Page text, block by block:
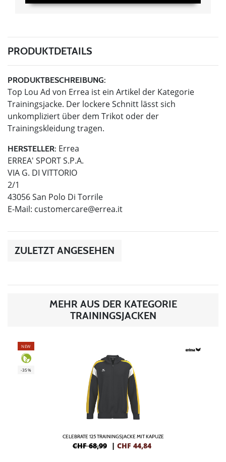
PRODUKTDETAILS
PRODUKTBESCHREIBUNG:
Top Lou Ad von Errea ist ein Artikel der Kategorie
Trainingsjacke. Der lockere Schnitt lässt sich
unkompliziert über dem Trikot oder der
Trainingskleidung tragen.
HERSTELLER: Errea
ERREA' SPORT S.P.A.
VIA G. DI VITTORIO
2/1
43056 San Polo Di Torrile
E-Mail: customercare@errea.it
ZULETZT ANGESEHEN
MEHR AUS DER KATEGORIE
TRAININGSJACKEN
NEW
-35%
CELEBRATE 125 TRAININGSJACKE MIT KAPUZE
CHF 68,99 | CHF 44,84